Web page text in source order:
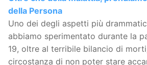
della Persona
Uno dei degli aspetti più
abbiamo sperimentato durante la
19, oltre al terribile bilancio di
circostanza di non poter stare